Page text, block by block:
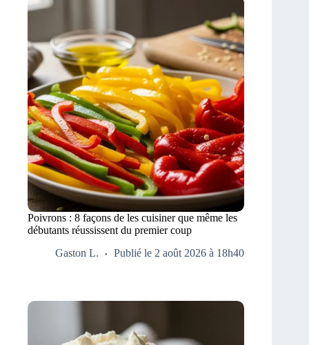
Poivrons : 8 façons de les cuisiner que même les
débutants réussissent du premier coup
Gaston L.
Publié le 2 août 2026 à 18h40